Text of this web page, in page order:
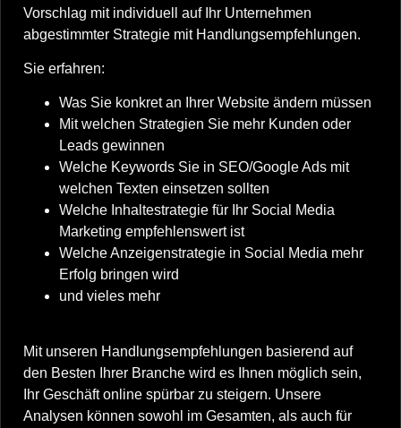
Vorschlag mit individuell auf Ihr Unternehmen
abgestimmter Strategie mit Handlungsempfehlungen.
Sie erfahren:
Was Sie konkret an Ihrer Website ändern müssen
Mit welchen Strategien Sie mehr Kunden oder
Leads gewinnen
Welche Keywords Sie in SEO/Google Ads mit
welchen Texten einsetzen sollten
Welche Inhaltestrategie für Ihr Social Media
Marketing empfehlenswert ist
Welche Anzeigenstrategie in Social Media mehr
Erfolg bringen wird
und vieles mehr
Mit unseren Handlungsempfehlungen basierend auf
den Besten Ihrer Branche wird es Ihnen möglich sein,
Ihr Geschäft online spürbar zu steigern. Unsere
Analysen können sowohl im Gesamten, als auch für